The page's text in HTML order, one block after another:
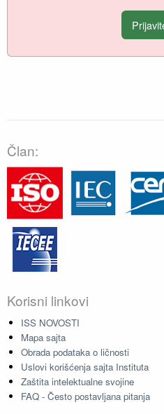
Član:
Korisni linkovi
ISS NOVOSTI
Mapa sajta
Obrada podataka o ličnosti
Uslovi korišćenja sajta Instituta
Zaštita intelektualne svojine
FAQ - Često postavljana pitanja